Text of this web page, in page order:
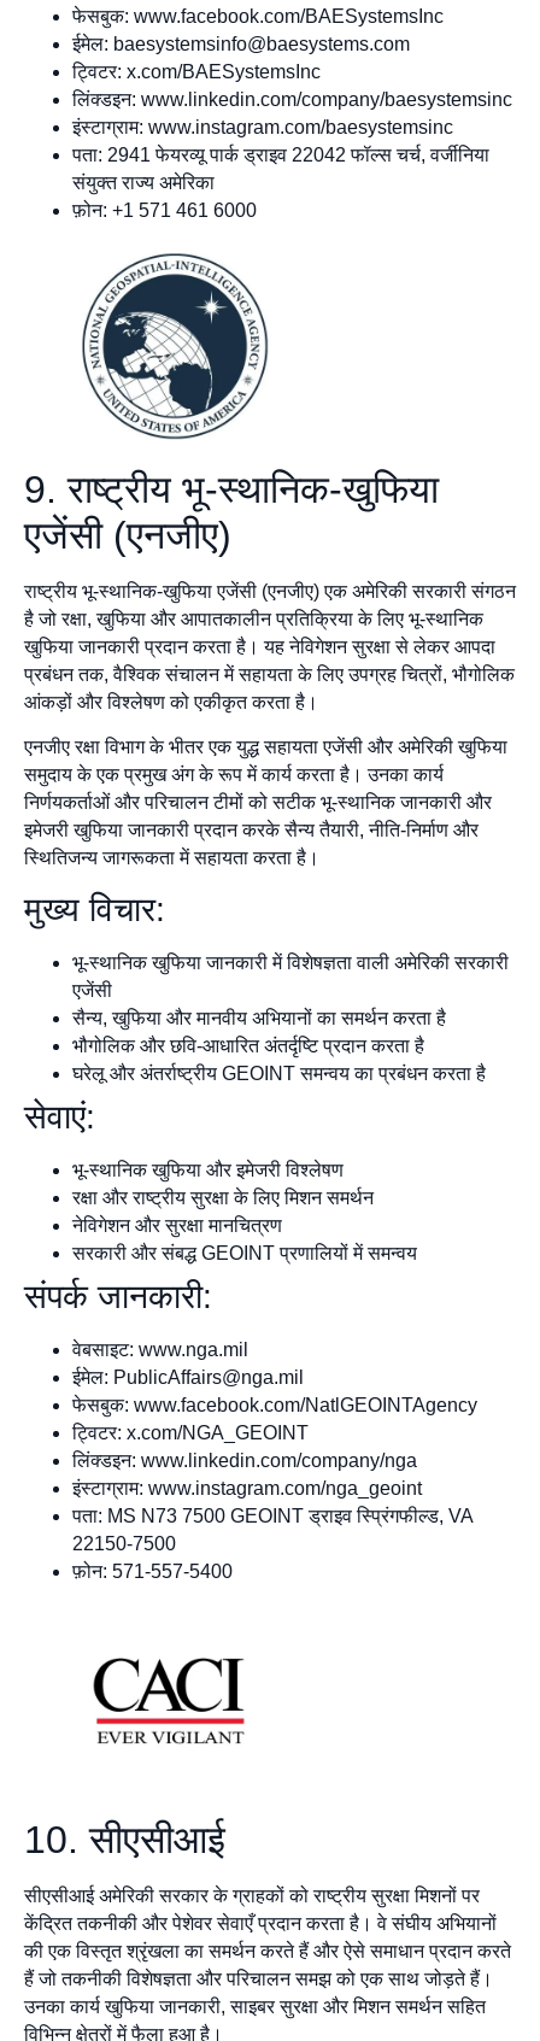
फेसबुक: www.facebook.com/BAESystemsInc
ईमेल: baesystemsinfo@baesystems.com
ट्विटर: x.com/BAESystemsInc
लिंक्डइन: www.linkedin.com/company/baesystemsinc
इंस्टाग्राम: www.instagram.com/baesystemsinc
पता: 2941 फेयरव्यू पार्क ड्राइव 22042 फॉल्स चर्च, वर्जीनिया
संयुक्त राज्य अमेरिका
फ़ोन: +1 571 461 6000
9. राष्ट्रीय भू-स्थानिक-खुफिया
एजेंसी (एनजीए)
राष्ट्रीय भू-स्थानिक-खुफिया एजेंसी (एनजीए) एक अमेरिकी सरकारी संगठन
है जो रक्षा, खुफिया और आपातकालीन प्रतिक्रिया के लिए भू-स्थानिक
खुफिया जानकारी प्रदान करता है। यह नेविगेशन सुरक्षा से लेकर आपदा
प्रबंधन तक, वैश्विक संचालन में सहायता के लिए उपग्रह चित्रों, भौगोलिक
आंकड़ों और विश्लेषण को एकीकृत करता है।
एनजीए रक्षा विभाग के भीतर एक युद्ध सहायता एजेंसी और अमेरिकी खुफिया
समुदाय के एक प्रमुख अंग के रूप में कार्य करता है। उनका कार्य
निर्णयकर्ताओं और परिचालन टीमों को सटीक भू-स्थानिक जानकारी और
इमेजरी खुफिया जानकारी प्रदान करके सैन्य तैयारी, नीति-निर्माण और
स्थितिजन्य जागरूकता में सहायता करता है।
मुख्य विचार:
भू-स्थानिक खुफिया जानकारी में विशेषज्ञता वाली अमेरिकी सरकारी
एजेंसी
सैन्य, खुफिया और मानवीय अभियानों का समर्थन करता है
भौगोलिक और छवि-आधारित अंतर्दृष्टि प्रदान करता है
घरेलू और अंतर्राष्ट्रीय GEOINT समन्वय का प्रबंधन करता है
सेवाएं:
भू-स्थानिक खुफिया और इमेजरी विश्लेषण
रक्षा और राष्ट्रीय सुरक्षा के लिए मिशन समर्थन
नेविगेशन और सुरक्षा मानचित्रण
सरकारी और संबद्ध GEOINT प्रणालियों में समन्वय
संपर्क जानकारी:
वेबसाइट: www.nga.mil
ईमेल: PublicAffairs@nga.mil
फेसबुक: www.facebook.com/NatlGEOINTAgency
ट्विटर: x.com/NGA_GEOINT
लिंक्डइन: www.linkedin.com/company/nga
इंस्टाग्राम: www.instagram.com/nga_geoint
पता: MS N73 7500 GEOINT ड्राइव स्प्रिंगफील्ड, VA
22150-7500
फ़ोन: 571-557-5400
10. सीएसीआई
सीएसीआई अमेरिकी सरकार के ग्राहकों को राष्ट्रीय सुरक्षा मिशनों पर
केंद्रित तकनीकी और पेशेवर सेवाएँ प्रदान करता है। वे संघीय अभियानों
की एक विस्तृत श्रृंखला का समर्थन करते हैं और ऐसे समाधान प्रदान करते
हैं जो तकनीकी विशेषज्ञता और परिचालन समझ को एक साथ जोड़ते हैं।
उनका कार्य खुफिया जानकारी, साइबर सुरक्षा और मिशन समर्थन सहित
विभिन्न क्षेत्रों में फैला हुआ है।